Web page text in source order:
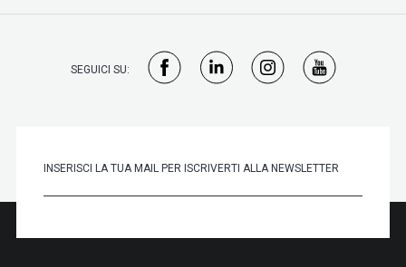
SEGUICI SU: